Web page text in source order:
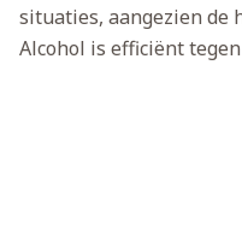
situaties, aangezien de
Alcohol is efficiënt